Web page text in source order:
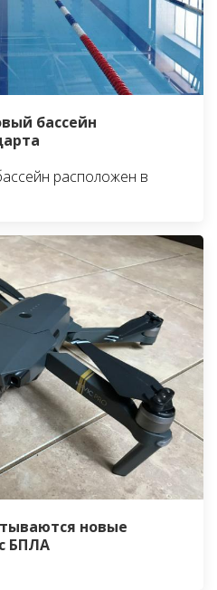
бассейн
расположен в
новые
БПЛА